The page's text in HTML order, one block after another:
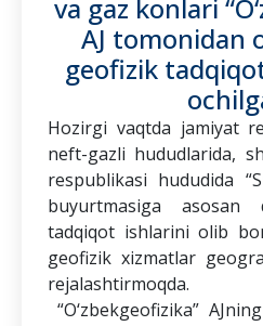
Manfaatlar
boshqarish
kanallari
olingan
xabarlarni
va gaz konlari
AJ tomonidan
geofizik
Hozirgi vaqtda jamiyat
neft-gazli hududlarida,
respublikasi hududida
buyurtmasiga asosan
tadqiqot ishlarini olib
geofizik xizmatlar
rejalashtirmoqda.
“O‘zbekgeofizika”